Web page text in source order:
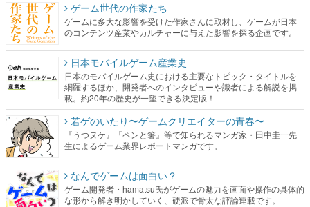
ゲーム世代の作家たち
ゲームに多大な影響を受けた作家さんに取材し、ゲームが日本
のコンテンツ産業やカルチャーに与えた影響を探る企画です。
日本モバイルゲーム産業史
日本のモバイルゲーム史における主要なトピック・タイトルを
網羅するほか、開発者へのインタビューや識者による解説を掲
載。約20年の歴史が一望できる決定版！
若ゲのいたり〜ゲームクリエイターの青春〜
『うつヌケ』『ペンと箸』等で知られるマンガ家・田中圭一先
生によるゲーム業界レポートマンガです。
なんでゲームは面白い？
ゲーム開発者・hamatsu氏がゲームの魅力を画面や操作の具体的
な形から解き明かしていく、硬派で骨太な評論連載です。